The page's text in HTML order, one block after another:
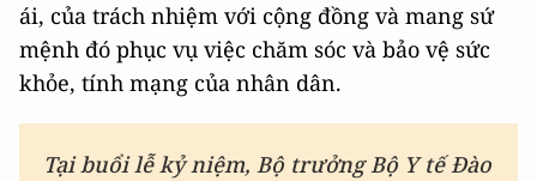
ái, của trách nhiệm với cộng đồng và mang sứ
mệnh đó phục vụ việc chăm sóc và bảo vệ sức
khỏe, tính mạng của nhân dân.
Tại buổi lễ kỷ niệm, Bộ trưởng Bộ Y tế Đào